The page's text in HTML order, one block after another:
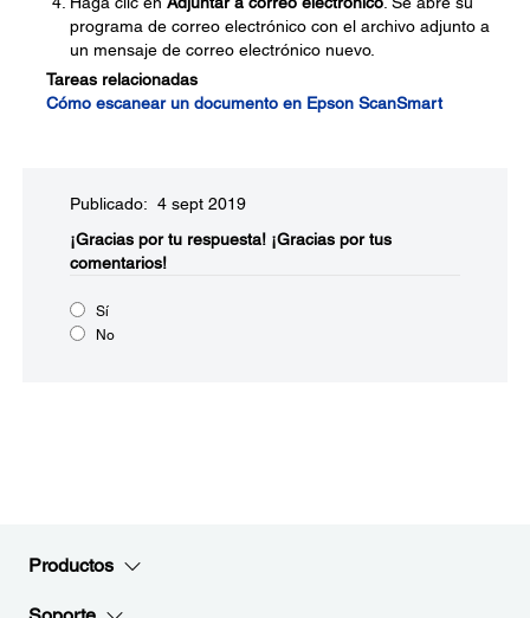
programa de correo electrónico con el archivo adjunto a
un mensaje de correo electrónico nuevo.
Tareas relacionadas
Cómo escanear un documento en Epson ScanSmart
Publicado: 4 sept 2019
¡Gracias por tu respuesta! ¡Gracias por tus
comentarios!
Sí
No
Productos